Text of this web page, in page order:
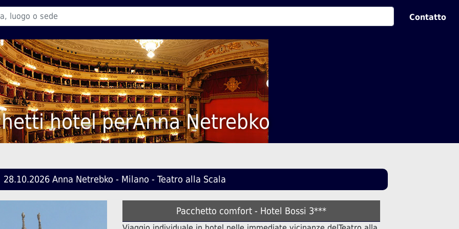
Contatto
hotel perAnna Netrebko
28.10.2026 Anna Netrebko - Milano - Teatro alla Scala
Pacchetto comfort - Hotel Bossi 3***